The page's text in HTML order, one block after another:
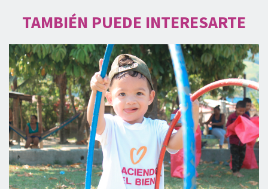
TAMBIÉN PUEDE INTERESARTE